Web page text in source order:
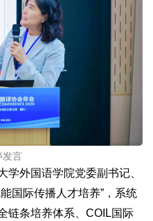
发言
学外国语学院党委副书记、
国际传播人才培养”，系统
链条培养体系、COIL国际